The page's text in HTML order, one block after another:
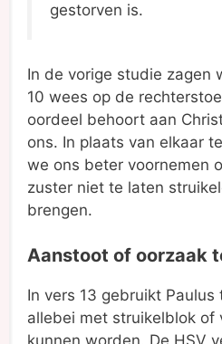
gestorven is.
In de vorige studie zagen
10 wees op de
oordeel behoort aan
ons. In plaats van elkaar
we ons beter voornemen
zuster niet te laten
brengen.
Aanstoot of oorzaak
In vers 13 gebruikt
allebei met struikelblok of